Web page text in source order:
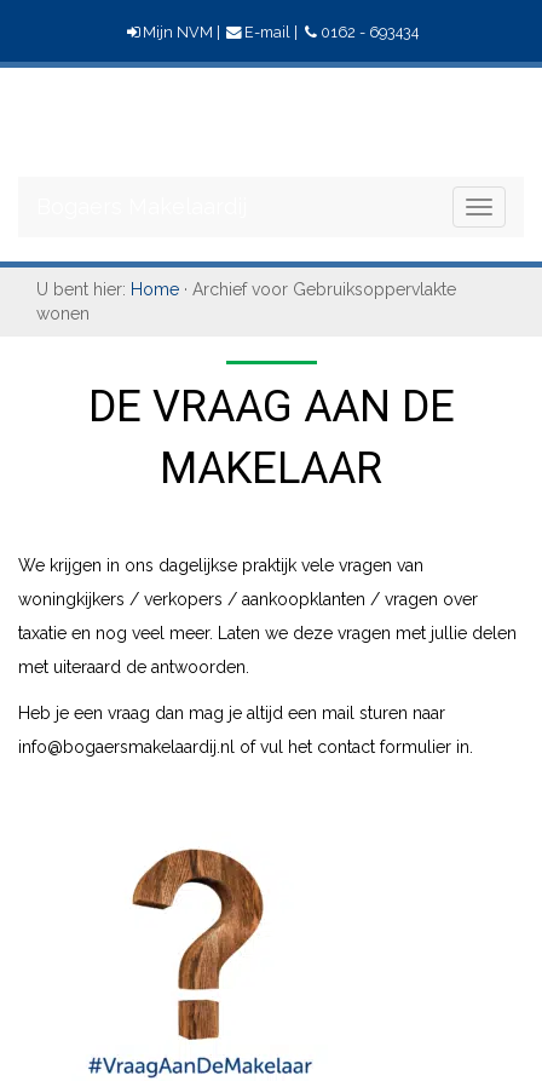
Mijn NVM E-mail| 0162 - 693434
Toggle
U bent hier: Home · Archief voor Gebruiksoppervlakte
wonen
DE VRAAG AAN DE
MAKELAAR
We krijgen in ons dagelijkse praktijk vele vragen van
woningkijkers / verkopers / aankoopklanten / vragen over
taxatie en nog veel meer. Laten we deze vragen met jullie delen
met uiteraard de antwoorden.
Heb je een vraag dan mag je altijd een mail sturen naar
info@bogaersmakelaardij.nl
of vul het contact formulier in.